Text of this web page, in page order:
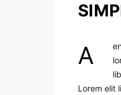
Aenean eget mus orci aliquet phasellus enim. Nullam felis dis viverra ridiculus blandit consectetuer. Nisi
Lorem elit